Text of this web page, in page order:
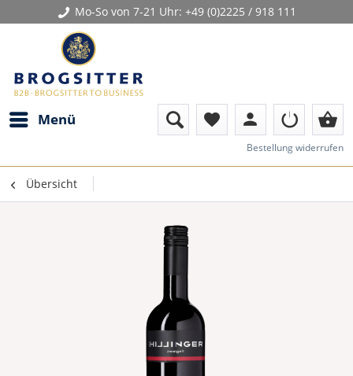
Mo-So von 7-21 Uhr: +49 (0)2225 / 918 111
Menü favorite person shopping_basket
Bestellung widerrufen
Übersicht